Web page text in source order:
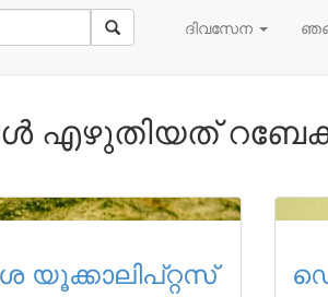
ദിവസേന
എഴുതിയത്
യൂക്കാലിപ്റ്റസ്